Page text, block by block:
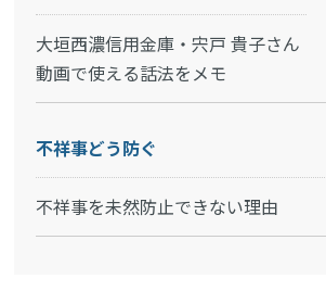
大垣西濃信用金庫・宍戸 貴子さん
動画で使える話法をメモ
不祥事どう防ぐ
不祥事を未然防止できない理由